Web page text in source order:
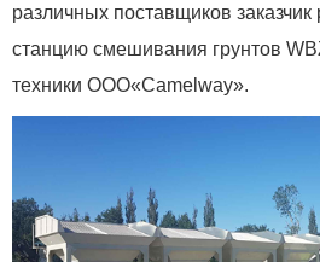
различных поставщиков
станцию смешивания грунтов
техники ООО«Camelway».